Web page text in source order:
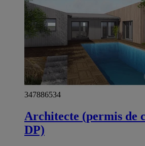
347886534
Architecte (permis de
DP)